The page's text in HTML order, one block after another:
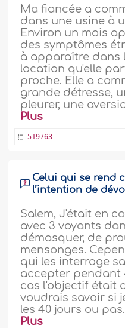
Ma fiancée a
dans une usine à
Environ un mois
des symptômes
à apparaître dans
location qu'elle
proche. Elle a
grande détresse,
pleurer, une
Plus
519763
Celui qui se rend
l’intention de
Salem, J'était en
avec 3 voyants
démasquer, de
mensonges.
qui les interroge
accepter pendant
cas l'objectif était
voudrais savoir si
les 40 jours ou
Plus